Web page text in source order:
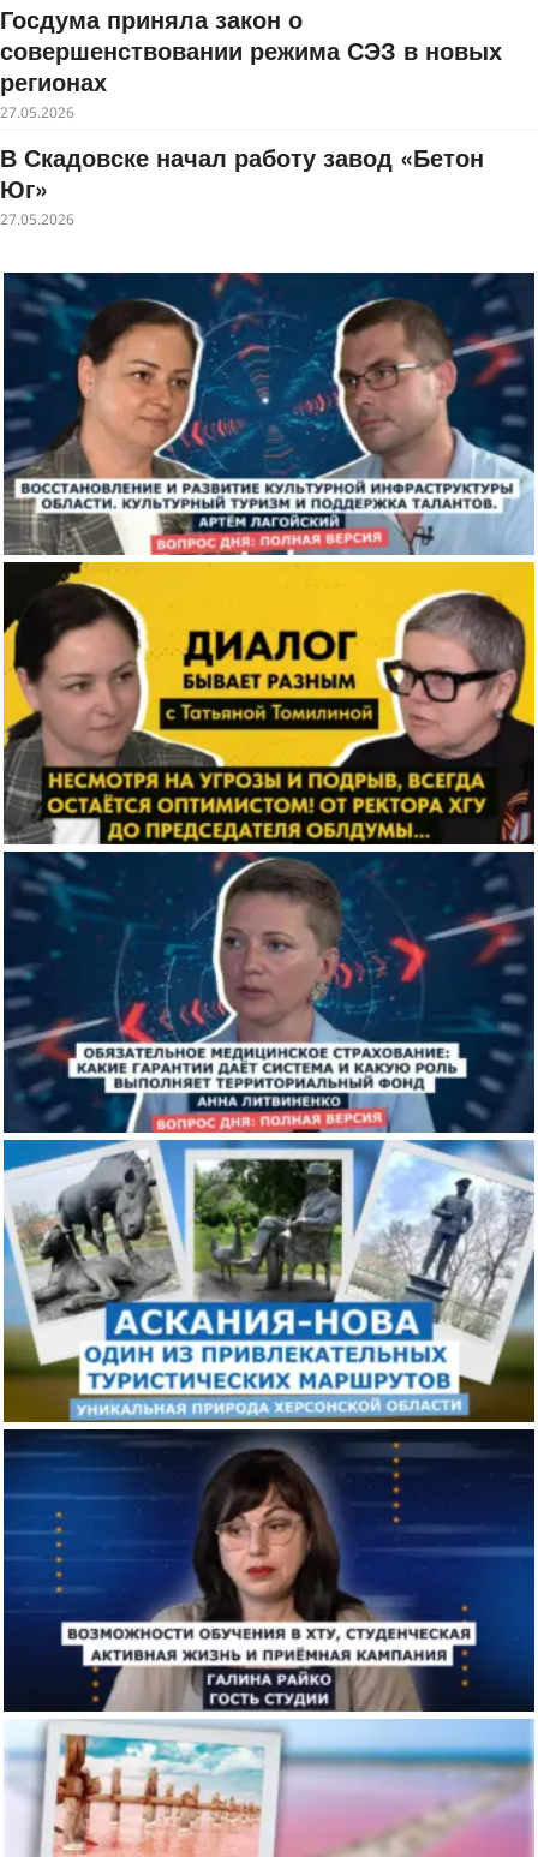
Госдума приняла закон о
совершенствовании режима СЭЗ в новых
регионах
27.05.2026
В Скадовске начал работу завод «Бетон
Юг»
27.05.2026